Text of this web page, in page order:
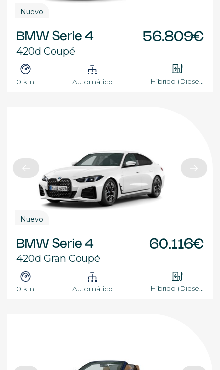
Nuevo
BMW Serie 4
420d Coupé
56.809€
0 km Automático Híbrido (Diese...
Nuevo
BMW Serie 4
420d Gran Coupé
60.116€
0 km Automático Híbrido (Diese...